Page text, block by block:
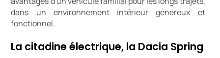
dans un environnement intérieur généreux et
fonctionnel.
La citadine électrique, la Dacia Spring